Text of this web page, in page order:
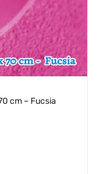
cm – Fucsia